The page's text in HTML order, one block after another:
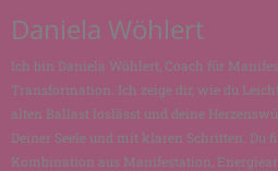
Daniela Wöhlert
Ich bin Daniela Wöhlert, Coach für
Transformation. Ich zeige dir, wie du
alten Ballast loslässt und deine
Deiner Seele und mit klaren Schritten. Du
Kombination aus Manifestation,